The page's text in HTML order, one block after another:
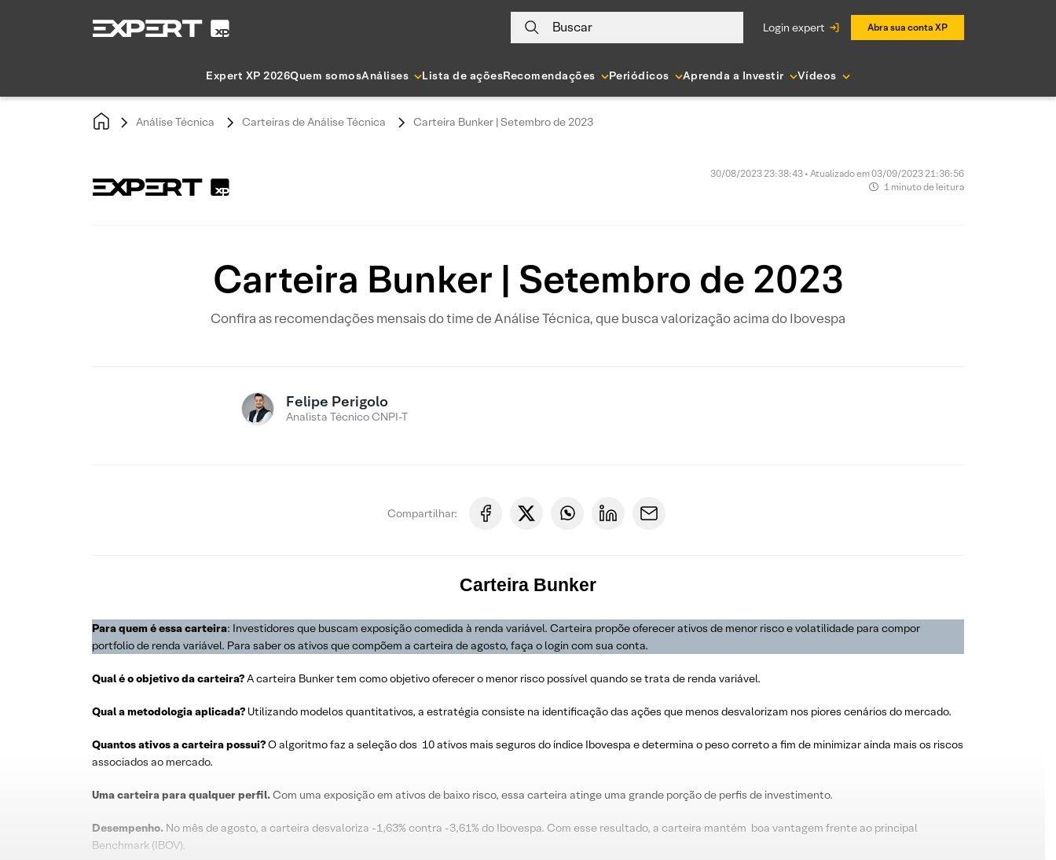
Buscar login expert Abra sua conta XP
Expert XP 2026Quem somosAnálises Lista de açõesRecomendações Periódicos Aprenda a Investir Vídeos
Análise Técnica Carteiras de Análise Técnica Carteira Bunker | Setembro de 2023
30/08/2023 23:38:43 • Atualizado em 03/09/2023 21:36:56
1 minuto de leitura
Carteira Bunker | Setembro de 2023
Confira as recomendações mensais do time de Análise Técnica, que busca valorização acima do Ibovespa
Felipe Perigolo
Analista Técnico CNPI-T
Compartilhar:
Carteira Bunker
Para quem é essa carteira: Investidores que buscam exposição comedida à renda variável. Carteira propõe oferecer ativos de menor risco e volatilidade para compor
portfolio de renda variável. Para saber os ativos que compõem a carteira de agosto, faça o login com sua conta.
Qual é oobjetivodacarteira?A carteira Bunker tem como objetivo oferecer o menor risco possível quando se trata de renda variável.
Qual a metodologia aplicada? Utilizando modelos quantitativos, a estratégia consiste na identificação das ações que menos desvalorizam nos piores cenários do mercado.
Quantos ativos a carteira possui?O algoritmo faz a seleção dos 10 ativos mais seguros do índice Ibovespa e determina o peso correto a fim de minimizar ainda mais os riscos
associados ao mercado.
Uma carteira para qualquer perfil.Com uma exposição em ativos de baixo risco, essa carteira atinge uma grande porção de perfis de investimento.
Desempenho. No mês de agosto, a carteira desvaloriza -1,63% contra -3,61% do Ibovespa. Com esse resultado, a carteira mantém boa vantagem frente ao principal
Benchmark (IBOV).